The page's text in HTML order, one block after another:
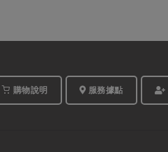
購物說明 服務據點